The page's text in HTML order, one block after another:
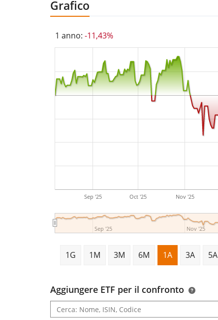
Grafico
1 anno: -11,43%
Sep '25 Oct '25 Nov '25
Sep '25 Nov '25
1G 1M 3M 6M 1A 3A 5A
Aggiungere ETF per il confronto